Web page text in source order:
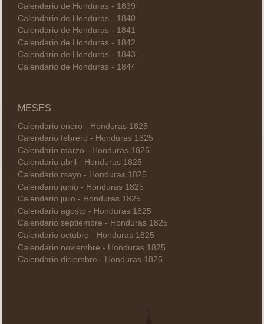
Calendario de Honduras - 1839
Calendario de Honduras - 1840
Calendario de Honduras - 1841
Calendario de Honduras - 1842
Calendario de Honduras - 1843
Calendario de Honduras - 1844
MESES
Calendario enero - Honduras 1825
Calendario febrero - Honduras 1825
Calendario marzo - Honduras 1825
Calendario abril - Honduras 1825
Calendario mayo - Honduras 1825
Calendario junio - Honduras 1825
Calendario julio - Honduras 1825
Calendario agosto - Honduras 1825
Calendario septiembre - Honduras 1825
Calendario octubre - Honduras 1825
Calendario noviembre - Honduras 1825
Calendario diciembre - Honduras 1825